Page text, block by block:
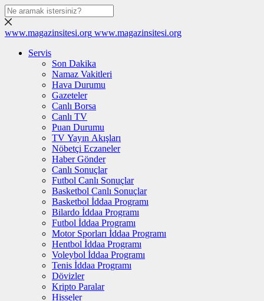
www.magazinsitesi.org www.magazinsitesi.org
Servis
Son Dakika
Namaz Vakitleri
Hava Durumu
Gazeteler
Canlı Borsa
Canlı TV
Puan Durumu
TV Yayın Akışları
Nöbetçi Eczaneler
Haber Gönder
Canlı Sonuçlar
Futbol Canlı Sonuçlar
Basketbol Canlı Sonuçlar
Basketbol İddaa Programı
Bilardo İddaa Programı
Futbol İddaa Programı
Motor Sporları İddaa Programı
Hentbol İddaa Programı
Voleybol İddaa Programı
Tenis İddaa Programı
Dövizler
Kripto Paralar
Hisseler